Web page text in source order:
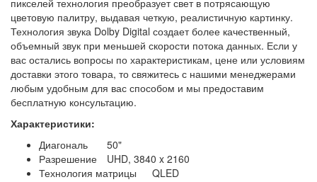
пикселей технология преобразует свет в потрясающую
цветовую палитру, выдавая четкую, реалистичную картинку.
Технология звука Dolby Digital создает более качественный,
объемный звук при меньшей скорости потока данных. Если у
вас остались вопросы по характеристикам, цене или условиям
доставки этого товара, то свяжитесь с нашими менеджерами
любым удобным для вас способом и мы предоставим
бесплатную консультацию.
Характеристики:
Диагональ
50"
Разрешение
UHD, 3840 x 2160
Технология матрицы
QLED